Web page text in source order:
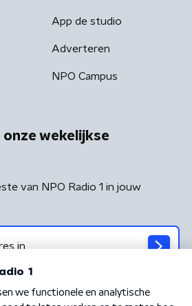
App de studio
Adverteren
NPO Campus
wekelijkse
van NPO Radio 1 in jouw